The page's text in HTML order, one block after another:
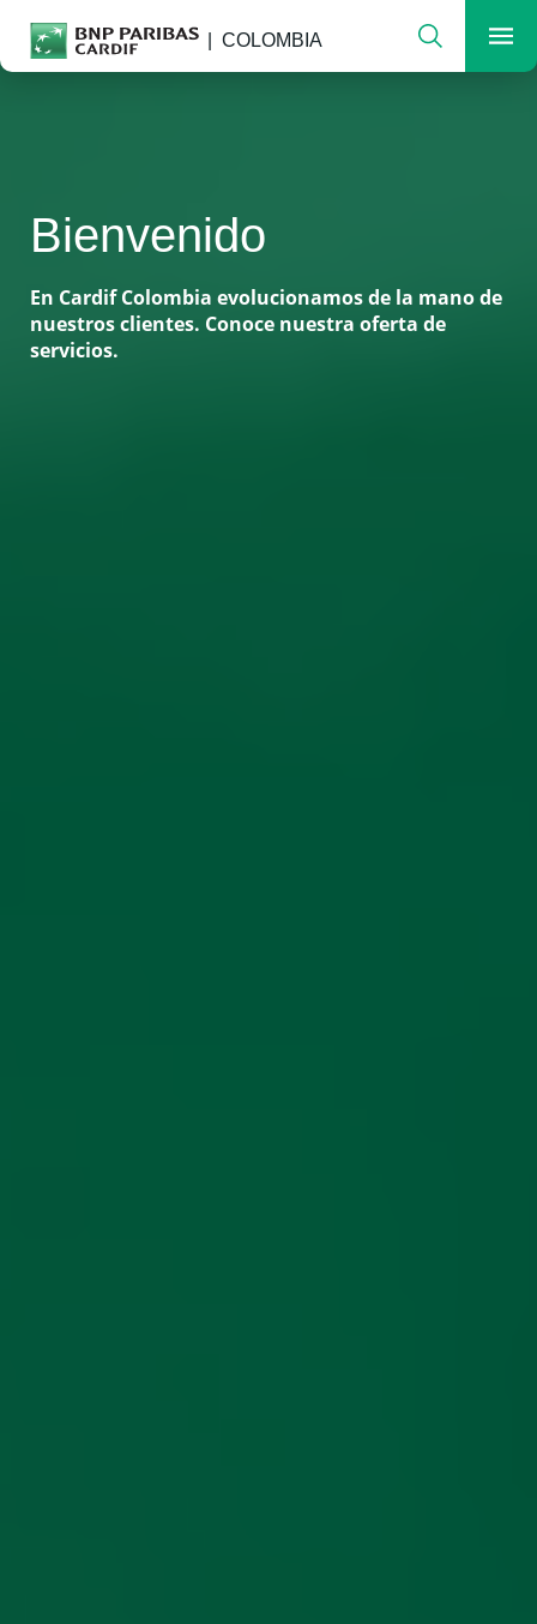
COLOMBIA
Seguros para un mundo en evolución
Buscar
Bienvenido
En Cardif Colombia evolucionamos de la mano de
nuestros clientes. Conoce nuestra oferta de
servicios.